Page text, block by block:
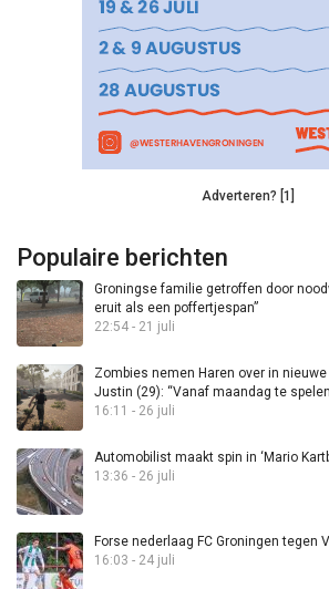
Adverteren? [1]
Populaire berichten
Groningse familie getroffen door
eruit als een poffertjespan”
22:54 - 21 juli
Zombies nemen Haren over in
Justin (29): “Vanaf maandag te
16:11 - 26 juli
Automobilist maakt spin in ‘Mario
13:36 - 26 juli
Forse nederlaag FC Groningen tegen
16:03 - 24 juli